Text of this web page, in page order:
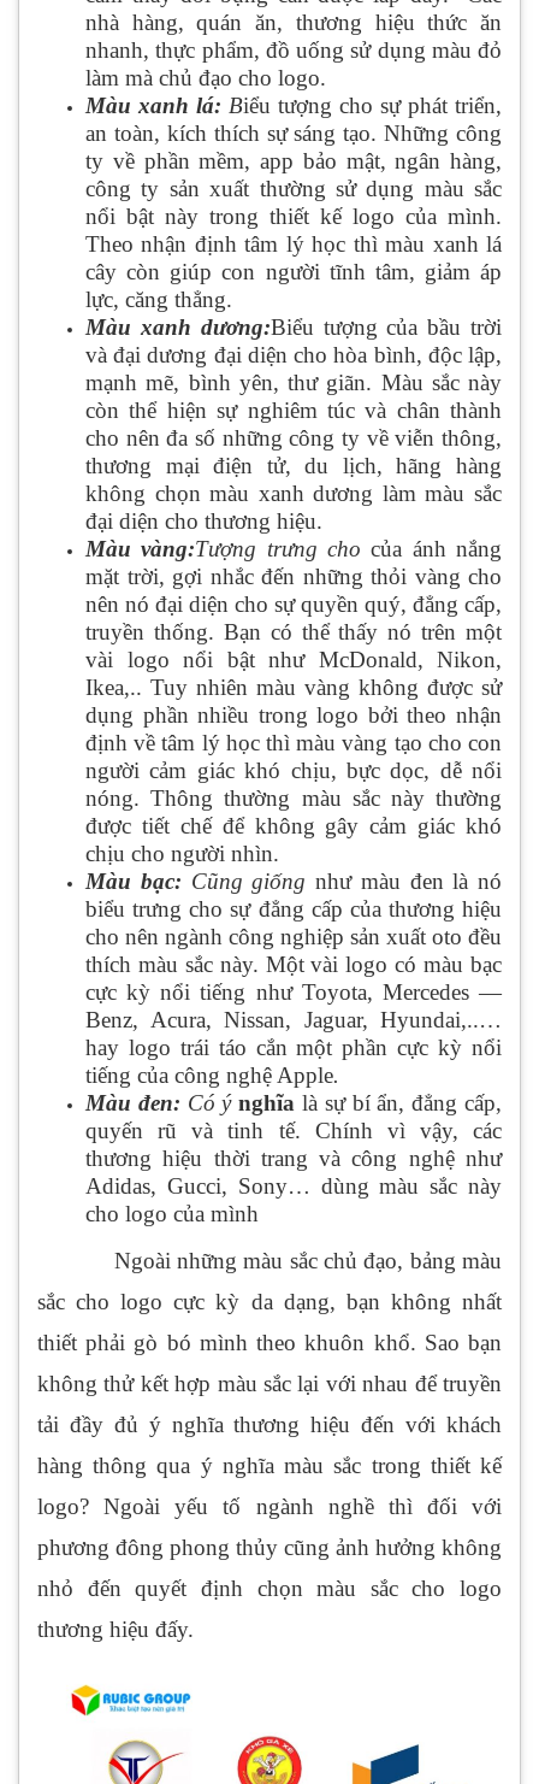
nhà hàng, quán ăn, thương hiệu thức ăn
nhanh, thực phẩm, đồ uống sử dụng màu đỏ
làm mà chủ đạo cho logo.
Màu xanh lá: Biểu tượng cho sự phát triển,
an toàn, kích thích sự sáng tạo. Những công
ty về phần mềm, app bảo mật, ngân hàng,
công ty sản xuất thường sử dụng màu sắc
nổi bật này trong thiết kế logo của mình.
Theo nhận định tâm lý học thì màu xanh lá
cây còn giúp con người tĩnh tâm, giảm áp
lực, căng thẳng.
Màu xanh dương:Biểu tượng của bầu trời
và đại dương đại diện cho hòa bình, độc lập,
mạnh mẽ, bình yên, thư giãn. Màu sắc này
còn thể hiện sự nghiêm túc và chân thành
cho nên đa số những công ty về viễn thông,
thương mại điện tử, du lịch, hãng hàng
không chọn màu xanh dương làm màu sắc
đại diện cho thương hiệu.
Màu vàng:Tượng trưng cho của ánh nắng
mặt trời, gợi nhắc đến những thỏi vàng cho
nên nó đại diện cho sự quyền quý, đẳng cấp,
truyền thống. Bạn có thể thấy nó trên một
vài logo nổi bật như McDonald, Nikon,
Ikea,.. Tuy nhiên màu vàng không được sử
dụng phần nhiều trong logo bởi theo nhận
định về tâm lý học thì màu vàng tạo cho con
người cảm giác khó chịu, bực dọc, dễ nổi
nóng. Thông thường màu sắc này thường
được tiết chế để không gây cảm giác khó
chịu cho người nhìn.
Màu bạc: Cũng giống như màu đen là nó
biểu trưng cho sự đẳng cấp của thương hiệu
cho nên ngành công nghiệp sản xuất oto đều
thích màu sắc này. Một vài logo có màu bạc
cực kỳ nổi tiếng như Toyota, Mercedes —
Benz, Acura, Nissan, Jaguar, Hyundai,..…
hay logo trái táo cắn một phần cực kỳ nổi
tiếng của công nghệ Apple.
Màu đen: Có ýnghĩa là sự bí ẩn, đẳng cấp,
quyến rũ và tinh tế. Chính vì vậy, các
thương hiệu thời trang và công nghệ như
Adidas, Gucci, Sony… dùng màu sắc này
cho logo của mình
Ngoài những màu sắc chủ đạo, bảng màu
sắc cho logo cực kỳ da dạng, bạn không nhất
thiết phải gò bó mình theo khuôn khổ. Sao bạn
không thử kết hợp màu sắc lại với nhau để truyền
tải đầy đủ ý nghĩa thương hiệu đến với khách
hàng thông qua ý nghĩa màu sắc trong thiết kế
logo? Ngoài yếu tố ngành nghề thì đối với
phương đông phong thủy cũng ảnh hưởng không
nhỏ đến quyết định chọn màu sắc cho logo
thương hiệu đấy.